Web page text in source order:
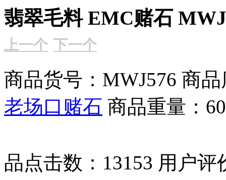
翡翠毛料 EMC赌石
上一个 下一个
商品货号：MWJ576 商
老场口赌石 商品重量：
品点击数：13153 用户评